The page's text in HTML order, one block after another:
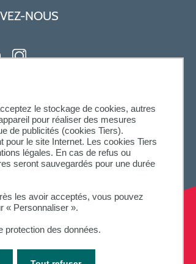
le stockage de cookies, autres
pour réaliser des mesures
de publicités (cookies Tiers).
pour le site Internet. Les cookies Tiers
légales. En cas de refus ou
seront sauvegardés pour une durée
les avoir acceptés, vous pouvez
« Personnaliser ».
protection des données.
NOUS